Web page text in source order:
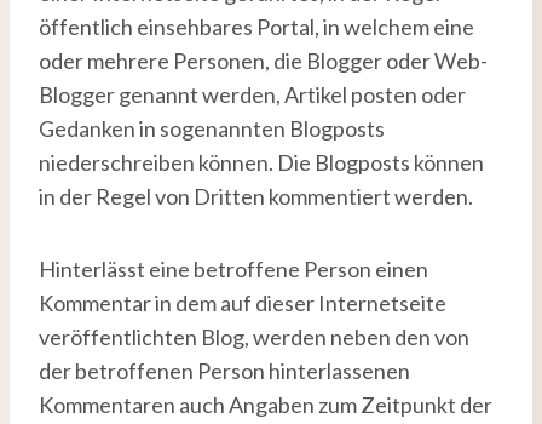
öffentlich einsehbares Portal, in welchem eine
oder mehrere Personen, die Blogger oder Web-
Blogger genannt werden, Artikel posten oder
Gedanken in sogenannten Blogposts
niederschreiben können. Die Blogposts können
in der Regel von Dritten kommentiert werden.
Hinterlässt eine betroffene Person einen
Kommentar in dem auf dieser Internetseite
veröffentlichten Blog, werden neben den von
der betroffenen Person hinterlassenen
Kommentaren auch Angaben zum Zeitpunkt der